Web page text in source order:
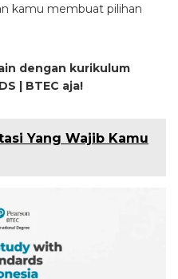
kamu membuat pilihan
dengan kurikulum
| BTEC aja!
Yang Wajib Kamu